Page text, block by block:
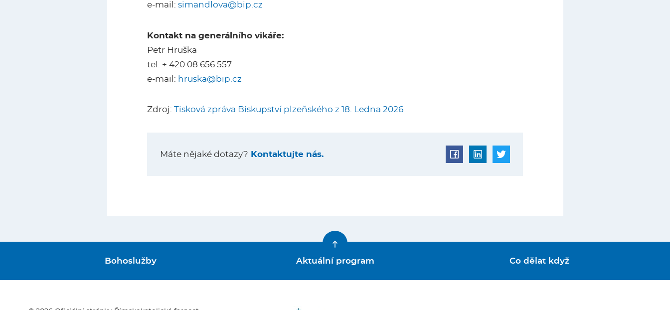
e-mail:simandlova@bip.cz
Kontakt na generálního vikáře:
Petr Hruška
tel. + 420 08 656 557
e-mail: hruska@bip.cz
Zdroj:Tisková zpráva Biskupství plzeňského z 18. Ledna 2026
Máte nějaké dotazy? Kontaktujte nás.
Bohoslužby Aktuální program Co dělat když